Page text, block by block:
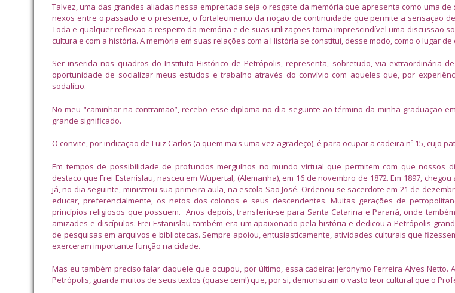
Talvez, uma das grandes aliadas nessa empreitada seja o resgate da memória que apresenta como uma
nexos entre o passado e o presente, o fortalecimento da noção de continuidade que permite a sensação
Toda e qualquer reflexão a respeito da memória e de suas utilizações torna imprescindível uma discussão
cultura e com a história. A memória em suas relações com a História se constitui, desse modo, como o lugar
Ser inserida nos quadros do Instituto Histórico de Petrópolis, representa, sobretudo, via extraordinária
oportunidade de socializar meus estudos e trabalho através do convívio com aqueles que, por
sodalício.
No meu “caminhar na contramão”, recebo esse diploma no dia seguinte ao término da minha graduação
grande significado.
O convite, por indicação de Luiz Carlos (a quem mais uma vez agradeço), é para ocupar a cadeira nº 15, cujo
Em tempos de possibilidade de profundos mergulhos no mundo virtual que permitem com que nossos
destaco que Frei Estanislau, nasceu em Wupertal, (Alemanha), em 16 de novembro de 1872. Em 1897,
já, no dia seguinte, ministrou sua primeira aula, na escola São José. Ordenou-se sacerdote em 21 de
educar, preferencialmente, os netos dos colonos e seus descendentes. Muitas gerações de
princípios religiosos que possuem. Anos depois, transferiu-se para Santa Catarina e Paraná, onde
amizades e discípulos. Frei Estanislau também era um apaixonado pela história e dedicou a Petrópolis
de pesquisas em arquivos e bibliotecas. Sempre apoiou, entusiasticamente, atividades culturais que
exerceram importante função na cidade.
Mas eu também preciso falar daquele que ocupou, por último, essa cadeira: Jeronymo Ferreira Alves Netto.
Petrópolis, guarda muitos de seus textos (quase cem!) que, por si, demonstram o vasto teor cultural que o